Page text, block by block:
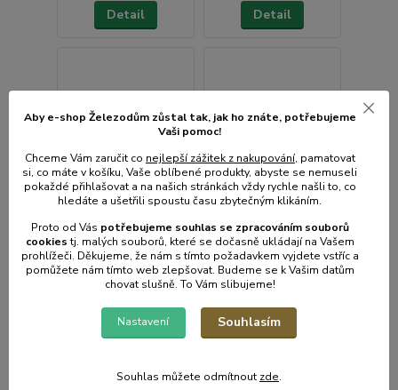
Detail Detail
FDV 90201RN
Není skladem
2.633-511.0
Není skladem
Aby e-shop Železodům zůstal tak, jak ho znáte, potřebujeme
Vaši pomoc!
Chceme Vám zaručit co nejlepší zážitek z nakupování, pamatovat
si, co máte v košíku, Vaše oblíbené produkty, abyste se nemuseli
pokaždé přihlašovat a na našich stránkách vždy rychle našli to, co
hledáte a ušetřili spoustu času zbytečným klikáním.
Proto od Vás potřebujeme souhlas se zpracováním souborů
cookiestj. malých souborů, které se dočasně ukládají na Vašem
prohlížeči. Děkujeme, že nám s tímto požadavkem vyjdete vstříc a
pomůžete nám tímto web zlepšovat. Budeme se k Vašim datům
chovat slušně. To Vám slibujeme!
Nastavení Souhlasím
Souhlas můžete odmítnout zde.